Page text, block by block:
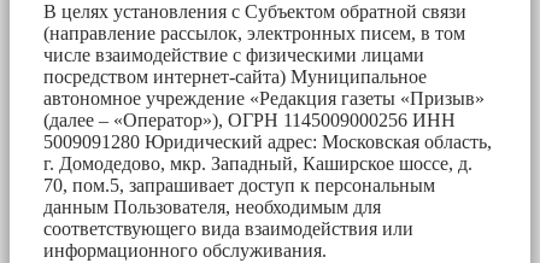
В целях установления с Субъектом обратной связи
(направление рассылок, электронных писем, в том
числе взаимодействие с физическими лицами
посредством интернет-сайта) Муниципальное
автономное учреждение «Редакция газеты «Призыв»
(далее – «Оператор»), ОГРН 1145009000256 ИНН
5009091280 Юридический адрес: Московская область,
г. Домодедово, мкр. Западный, Каширское шоссе, д.
70, пом.5, запрашивает доступ к персональным
данным Пользователя, необходимым для
соответствующего вида взаимодействия или
информационного обслуживания.